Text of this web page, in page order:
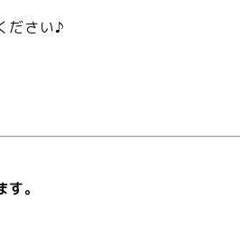
ださい♪
。